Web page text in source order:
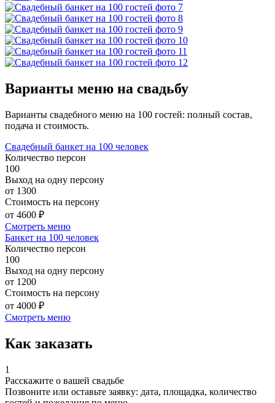
Варианты меню на свадьбу
Варианты свадебного меню на 100 гостей: полный состав,
подача и стоимость.
Свадебный банкет на 100 человек
Количество персон
100
Выход на одну персону
от 1300
Стоимость на персону
от 4600 ₽
Смотреть меню
Банкет на 100 человек
Количество персон
100
Выход на одну персону
от 1200
Стоимость на персону
от 4000 ₽
Смотреть меню
Как заказать
1
Расскажите о вашей свадьбе
Позвоните или оставьте заявку: дата, площадка, количество